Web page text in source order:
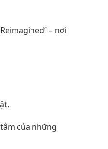
– nơi
của những